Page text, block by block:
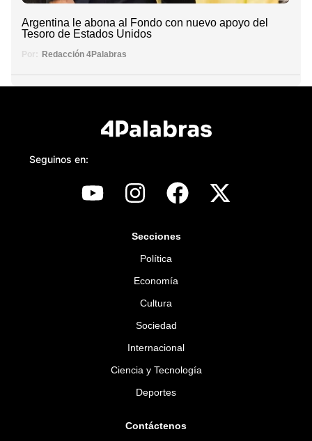
Argentina le abona al Fondo con nuevo apoyo del
Tesoro de Estados Unidos
Por: Redacción 4Palabras
Seguinos en:
Secciones
Política
Economía
Cultura
Sociedad
Internacional
Ciencia y Tecnología
Deportes
Contáctenos